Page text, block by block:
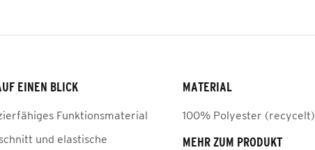
EINEN BLICK
Funktionsmaterial
und elastische
MATERIAL
100% Polyester (recycelt)
MEHR ZUM PRODUKT